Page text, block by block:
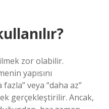
zor olabilir.
yapısını
veya “daha az”
gerçekleştirilir. Ancak,